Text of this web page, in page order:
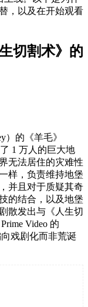
，以及在开始观看
切割术》的
）的《羊毛》
1 万人的巨大地
无法居住的灾难性
样，负责维持地堡
并且对于质疑其奇
的结合，以及地堡
散发出与《人生切
Video 的
戏剧化而非荒诞